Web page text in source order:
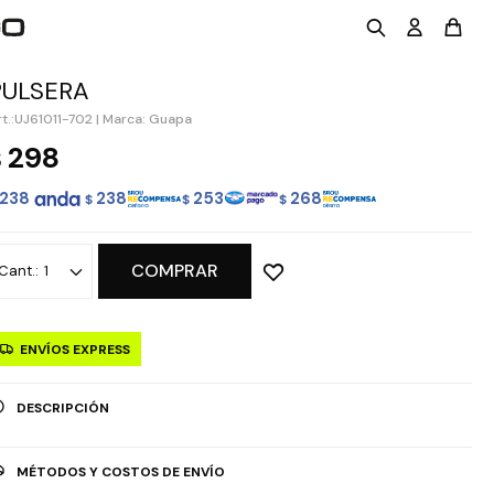
UJ61011-702 | Marca: Guapa
298
238 $ 238 $ 253 $ 268
1 COMPRAR
ENVÍOS EXPRESS
DESCRIPCIÓN
MÉTODOS Y COSTOS DE ENVÍO